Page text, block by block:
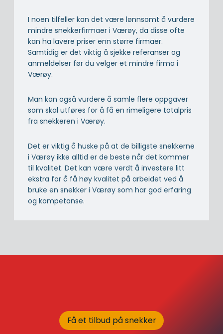
I noen tilfeller kan det være lønnsomt å vurdere
mindre snekkerfirmaer i Værøy, da disse ofte
kan ha lavere priser enn større firmaer.
Samtidig er det viktig å sjekke referanser og
anmeldelser før du velger et mindre firma i
Værøy.
Man kan også vurdere å samle flere oppgaver
som skal utføres for å få en rimeligere totalpris
fra snekkeren i Værøy.
Det er viktig å huske på at de billigste snekkerne
i Værøy ikke alltid er de beste når det kommer
til kvalitet. Det kan være verdt å investere litt
ekstra for å få høy kvalitet på arbeidet ved å
bruke en snekker i Værøy som har god erfaring
og kompetanse.
Få et tilbud på snekker